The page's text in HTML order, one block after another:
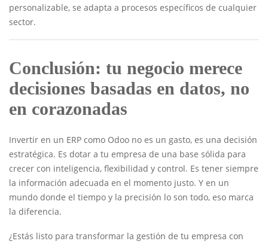
personalizable, se adapta a procesos específicos de cualquier
sector.
Conclusión: tu negocio merece
decisiones basadas en datos, no
en corazonadas
Invertir en un ERP como Odoo no es un gasto, es una decisión
estratégica. Es dotar a tu empresa de una base sólida para
crecer con inteligencia, flexibilidad y control. Es tener siempre
la información adecuada en el momento justo. Y en un
mundo donde el tiempo y la precisión lo son todo, eso marca
la diferencia.
¿Estás listo para transformar la gestión de tu empresa con